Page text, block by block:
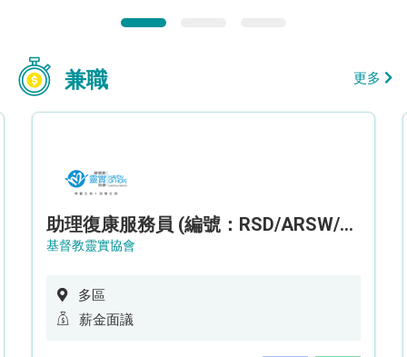
兼職 更多
助理復康服務員 (編號：RSD/ARSW/CTE)
基督教靈實協會
多區
薪金面議